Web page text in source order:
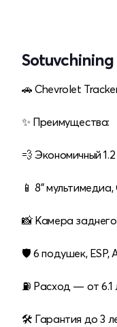
Sotuvchining
🚗 Chevrolet
✨ Преимущества:
💨 Экономичный
📱 8"
📸 Камера
🛡 6 подушек, ESP,
⛽️ Расход — от 6.1
🛠 Гарантия до 3